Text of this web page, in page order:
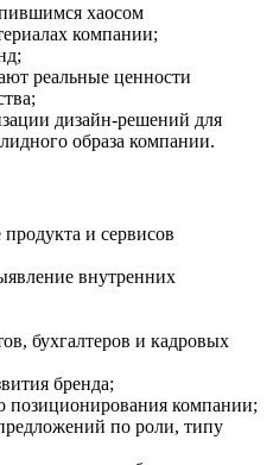
хаосом
компании;
реальные ценности
дизайн-решений для
образа компании.
и сервисов
внутренних
бухгалтеров и кадровых
бренда;
позиционирования компании;
по роли, типу